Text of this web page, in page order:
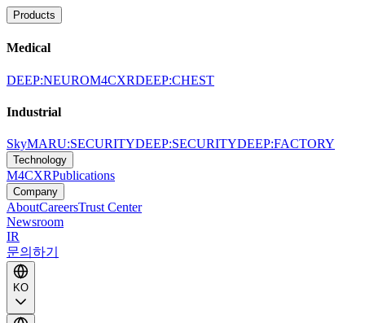
Products
Medical
DEEP:NEUROM4CXRDEEP:CHEST
Industrial
SkyMARU:SECURITYDEEP:SECURITYDEEP:FACTORY
Technology
M4CXRPublications
Company
AboutCareersTrust Center
Newsroom
IR
문의하기
KO